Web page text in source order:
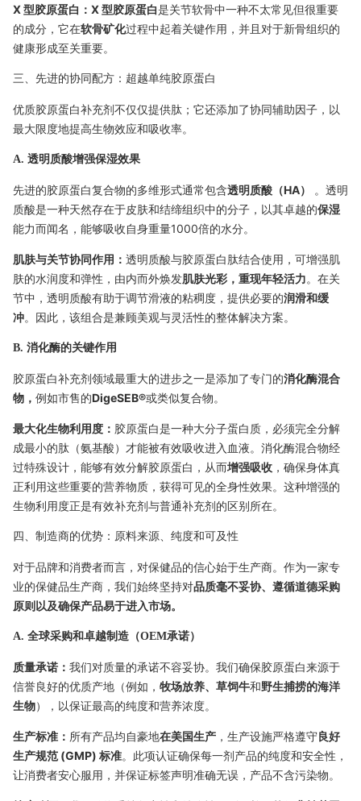
X 型胶原蛋白：X 型胶原蛋白是关节软骨中一种不太常见但很重要
的成分，它在软骨矿化过程中起着关键作用，并且对于新骨组织的
健康形成至关重要。
三、先进的协同配方：超越单纯胶原蛋白
优质胶原蛋白补充剂不仅仅提供肽；它还添加了协同辅助因子，以
最大限度地提高生物效应和吸收率。
A. 透明质酸增强保湿效果
先进的胶原蛋白复合物的多维形式通常包含透明质酸（HA）
。透明
质酸是一种天然存在于皮肤和结缔组织中的分子，以其卓越的保湿
能力而闻名，能够吸收自身重量1000倍的水分。
肌肤与关节协同作用： 透明质酸与胶原蛋白肽结合使用，可增强肌
肤的水润度和弹性，由内而外焕发肌肤光彩，重现年轻活力。在关
节中，透明质酸有助于调节滑液的粘稠度，提供必要的润滑和缓
冲。因此，该组合是兼顾美观与灵活性的整体解决方案。
B. 消化酶的关键作用
胶原蛋白补充剂领域最重大的进步之一是添加了专门的消化酶混合
物， 例如市售的DigeSEB®或类似复合物。
最大化生物利用度： 胶原蛋白是一种大分子蛋白质，必须完全分解
成最小的肽（氨基酸）才能被有效吸收进入血液。消化酶混合物经
过特殊设计，能够有效分解胶原蛋白，从而增强吸收 ，确保身体真
正利用这些重要的营养物质，获得可见的全身性效果。这种增强的
生物利用度正是有效补充剂与普通补充剂的区别所在。
四、制造商的优势：原料来源、纯度和可及性
对于品牌和消费者而言，对保健品的信心始于生产商。作为一家专
业的保健品生产商，我们始终坚持对品质毫不妥协、遵循道德采购
原则以及确保产品易于进入市场。
A. 全球采购和卓越制造（OEM承诺）
质量承诺： 我们对质量的承诺不容妥协。我们确保胶原蛋白来源于
信誉良好的优质产地（例如， 牧场放养、草饲牛和野生捕捞的海洋
生物），以保证最高的纯度和营养浓度。
生产标准： 所有产品均自豪地在美国生产 ，生产设施严格遵守良好
生产规范 (GMP) 标准。此项认证确保每一剂产品的纯度和安全性，
让消费者安心服用，并保证标签声明准确无误，产品不含污染物。